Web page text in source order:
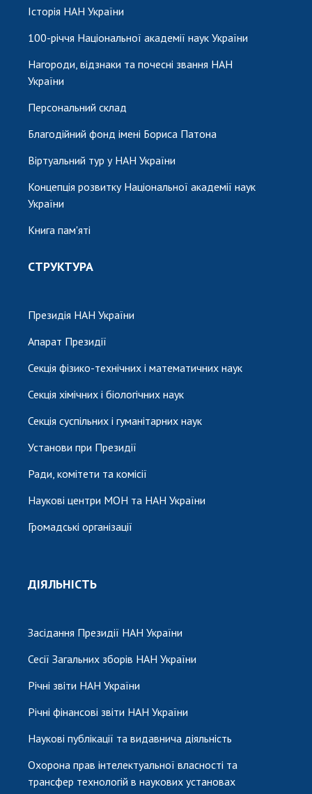
Історія НАН України
100-річчя Національної академії наук України
Нагороди, відзнаки та почесні звання НАН
України
Персональний склад
Благодійний фонд імені Бориса Патона
Віртуальний тур у НАН України
Концепція розвитку Національної академії наук
України
Книга пам'яті
СТРУКТУРА
Президія НАН України
Апарат Президії
Секція фізико-технічних і математичних наук
Секція хімічних і біологічних наук
Секція суспільних і гуманітарних наук
Установи при Президії
Ради, комітети та комісії
Наукові центри МОН та НАН України
Громадські організації
ДІЯЛЬНІСТЬ
Засідання Президії НАН України
Сесії Загальних зборів НАН України
Річні звіти НАН України
Річні фінансові звіти НАН України
Наукові публікації та видавнича діяльність
Охорона прав інтелектуальної власності та
трансфер технологій в наукових установах